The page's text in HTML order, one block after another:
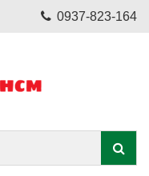
0937-823-164